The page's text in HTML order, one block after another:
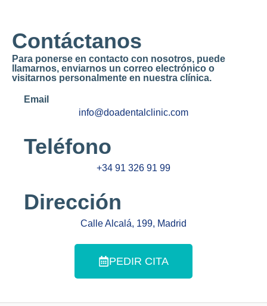
Contáctanos
Para ponerse en contacto con nosotros, puede
llamarnos, enviarnos un correo electrónico o
visitarnos personalmente en nuestra clínica.
Email
info@doadentalclinic.com
Teléfono
+34 91 326 91 99
Dirección
Calle Alcalá, 199, Madrid
PEDIR CITA